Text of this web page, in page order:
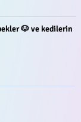
🐶 ve kedilerin